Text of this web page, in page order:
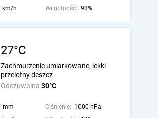
km/h Wilgotność: 93%
27°C
Odczuwalna 30°C
Zachmurzenie umiarkowane, lekki
przelotny deszcz
mm Ciśnienie: 1000 hPa